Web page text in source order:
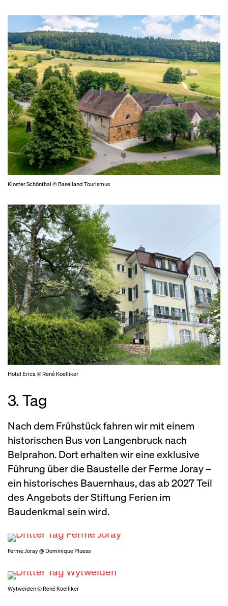
Kloster Schönthal © Baselland Tourismus
Hotel Erica © René Koelliker
3. Tag
Nach dem Frühstück fahren wir mit einem
historischen Bus von Langenbruck nach
Belprahon. Dort erhalten wir eine exklusive
Führung über die Baustelle der Ferme Joray –
ein historisches Bauernhaus, das ab 2027 Teil
des Angebots der Stiftung Ferien im
Baudenkmal sein wird.
Ferme Joray @ Dominique Pluess
Wytweiden © René Koelliker